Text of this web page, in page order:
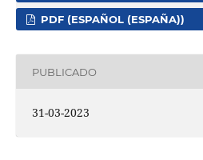
PDF (ESPAÑOL (ESPAÑA))
PUBLICADO
31-03-2023